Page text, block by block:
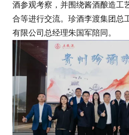
酒参观考察，并围绕酱酒酿造工
合等进行交流。珍酒李渡集团总
有限公司总经理朱国军陪同。